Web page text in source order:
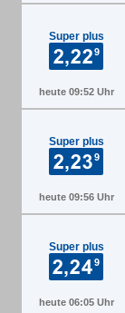
Super plus
heute 09:52 Uhr
Super plus
heute 09:56 Uhr
Super plus
heute 06:05 Uhr